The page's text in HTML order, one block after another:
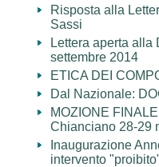
Risposta alla
Sassi
Lettera aperta alla
settembre 2014
ETICA DEI
Dal Nazionale:
MOZIONE
Chianciano 28-29
Inaugurazione
intervento